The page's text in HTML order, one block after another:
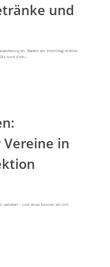
und
an. Bereits am Vormittag strahlte
rund 6 km…
Vereine in
vertreten – und eines können wir mit